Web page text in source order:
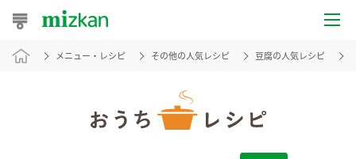
おうちレシピ
メニュー・レシピ その他の人気レシピ 豆腐の人気レシピ